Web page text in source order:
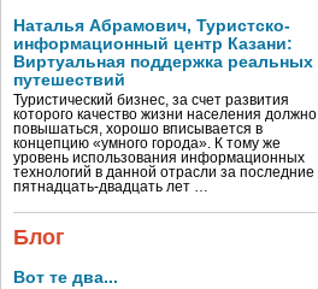
Наталья Абрамович, Туристско-
информационный центр Казани:
Виртуальная поддержка реальных
путешествий
Туристический бизнес, за счет развития
которого качество жизни населения должно
повышаться, хорошо вписывается в
концепцию «умного города». К тому же
уровень использования информационных
технологий в данной отрасли за последние
пятнадцать-двадцать лет …
Блог
Вот те два...